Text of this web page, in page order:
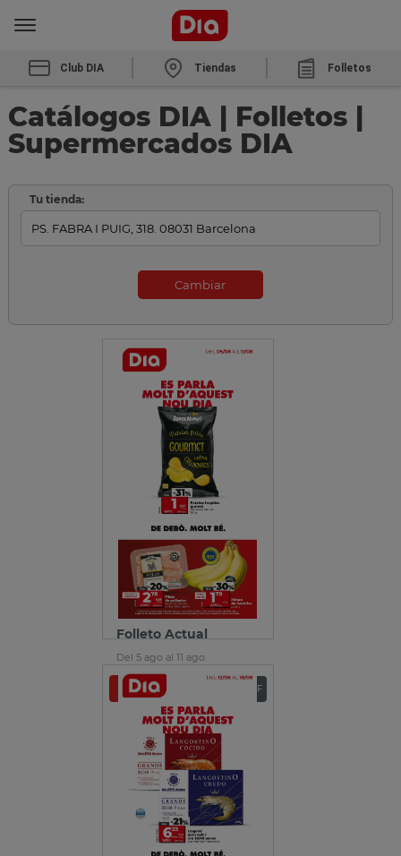
Club DIA Tiendas Folletos
Catálogos DIA | Folletos |
Supermercados DIA
Tu tienda:
Cambiar
Folleto Actual
Del 5 ago al 11 ago
Ver folleto Descargar PDF